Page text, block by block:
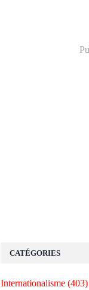
CATÉGORIES
Internationalisme (403)